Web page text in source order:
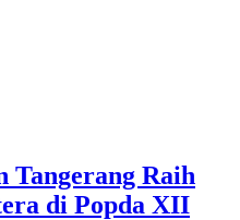
Tangerang Raih
di Popda XII